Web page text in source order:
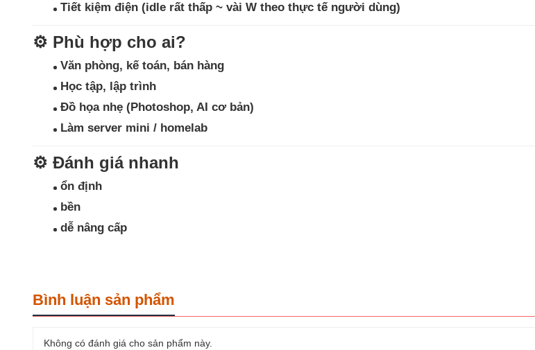
Tiết kiệm điện (idle rất thấp ~ vài W theo thực tế người dùng)
⚙️ Phù hợp cho ai?
Văn phòng, kế toán, bán hàng
Học tập, lập trình
Đồ họa nhẹ (Photoshop, AI cơ bản)
Làm server mini / homelab
⚙️ Đánh giá nhanh
ổn định
bền
dễ nâng cấp
Bình luận sản phẩm
Không có đánh giá cho sản phẩm này.